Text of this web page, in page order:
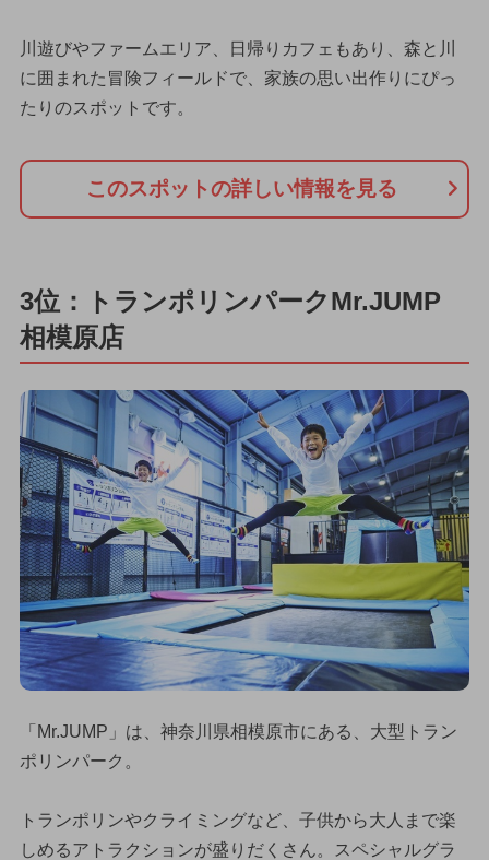
川遊びやファームエリア、日帰りカフェもあり、森と川
に囲まれた冒険フィールドで、家族の思い出作りにぴっ
たりのスポットです。
このスポットの詳しい情報を見る
3位：トランポリンパークMr.JUMP
相模原店
「Mr.JUMP」は、神奈川県相模原市にある、大型トラン
ポリンパーク。
トランポリンやクライミングなど、子供から大人まで楽
しめるアトラクションが盛りだくさん。スペシャルグラ